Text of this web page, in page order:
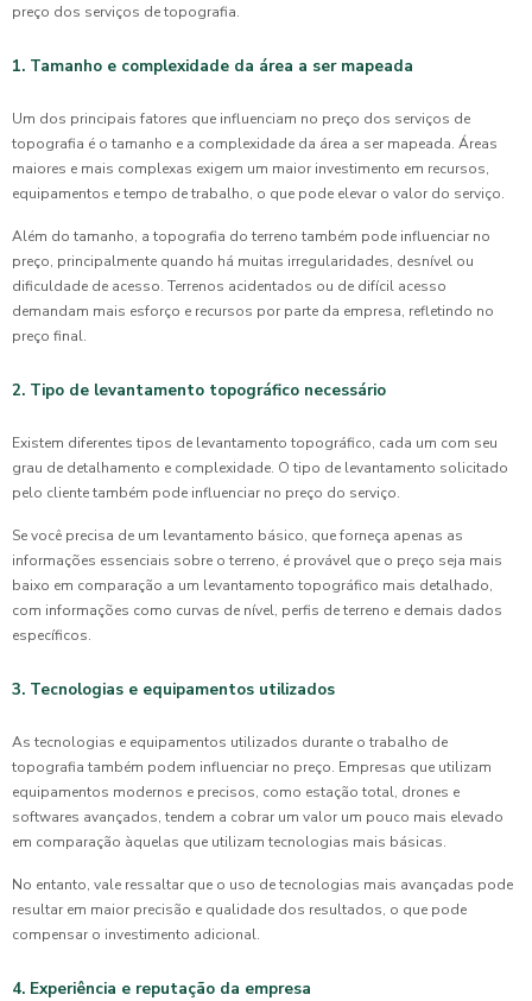
preço dos serviços de topografia.
1. Tamanho e complexidade da área a ser mapeada
Um dos principais fatores que influenciam no preço dos serviços de
topografia é o tamanho e a complexidade da área a ser mapeada. Áreas
maiores e mais complexas exigem um maior investimento em recursos,
equipamentos e tempo de trabalho, o que pode elevar o valor do serviço.
Além do tamanho, a topografia do terreno também pode influenciar no
preço, principalmente quando há muitas irregularidades, desnível ou
dificuldade de acesso. Terrenos acidentados ou de difícil acesso
demandam mais esforço e recursos por parte da empresa, refletindo no
preço final.
2. Tipo de levantamento topográfico necessário
Existem diferentes tipos de levantamento topográfico, cada um com seu
grau de detalhamento e complexidade. O tipo de levantamento solicitado
pelo cliente também pode influenciar no preço do serviço.
Se você precisa de um levantamento básico, que forneça apenas as
informações essenciais sobre o terreno, é provável que o preço seja mais
baixo em comparação a um levantamento topográfico mais detalhado,
com informações como curvas de nível, perfis de terreno e demais dados
específicos.
3. Tecnologias e equipamentos utilizados
As tecnologias e equipamentos utilizados durante o trabalho de
topografia também podem influenciar no preço. Empresas que utilizam
equipamentos modernos e precisos, como estação total, drones e
softwares avançados, tendem a cobrar um valor um pouco mais elevado
em comparação àquelas que utilizam tecnologias mais básicas.
No entanto, vale ressaltar que o uso de tecnologias mais avançadas pode
resultar em maior precisão e qualidade dos resultados, o que pode
compensar o investimento adicional.
4. Experiência e reputação da empresa